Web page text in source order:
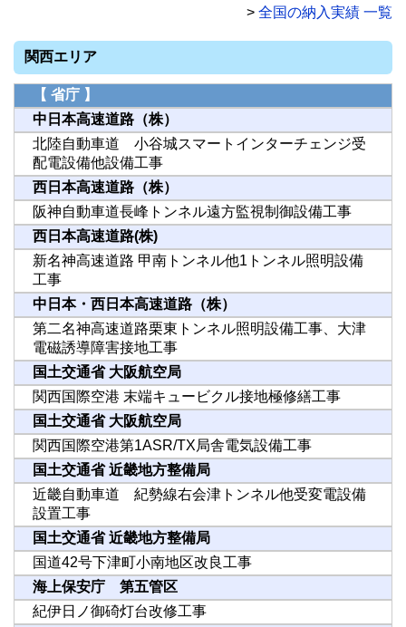
> 全国の納入実績 一覧
関西エリア
【 省庁 】
中日本高速道路（株）
北陸自動車道 小谷城スマートインターチェンジ受
配電設備他設備工事
西日本高速道路（株）
阪神自動車道長峰トンネル遠方監視制御設備工事
西日本高速道路(株)
新名神高速道路 甲南トンネル他1トンネル照明設備
工事
中日本・西日本高速道路（株）
第二名神高速道路栗東トンネル照明設備工事、大津
電磁誘導障害接地工事
国土交通省 大阪航空局
関西国際空港 末端キュービクル接地極修繕工事
国土交通省 大阪航空局
関西国際空港第1ASR/TX局舎電気設備工事
国土交通省 近畿地方整備局
近畿自動車道 紀勢線右会津トンネル他受変電設備
設置工事
国土交通省 近畿地方整備局
国道42号下津町小南地区改良工事
海上保安庁 第五管区
紀伊日ノ御碕灯台改修工事